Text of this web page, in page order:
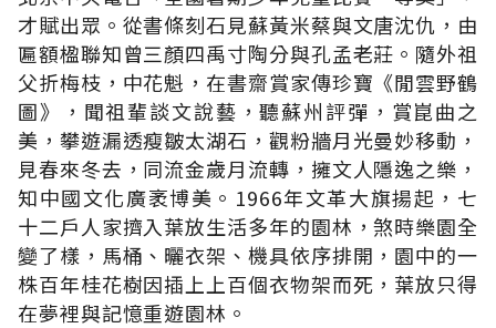
才賦出眾。從書條刻石見蘇黃米蔡與文唐沈仇，由
匾額楹聯知曾三顏四禹寸陶分與孔孟老莊。隨外祖
父折梅枝，中花魁，在書齋賞家傳珍寶《閒雲野鶴
圖》，聞祖輩談文說藝，聽蘇州評彈，賞崑曲之
美，攀遊漏透瘦皺太湖石，觀粉牆月光曼妙移動，
見春來冬去，同流金歲月流轉，擁文人隱逸之樂，
知中國文化廣袤博美。1966年文革大旗揚起，七
十二戶人家擠入葉放生活多年的園林，煞時樂園全
變了樣，馬桶、曬衣架、機具依序排開，園中的一
株百年桂花樹因插上上百個衣物架而死，葉放只得
在夢裡與記憶重遊園林。